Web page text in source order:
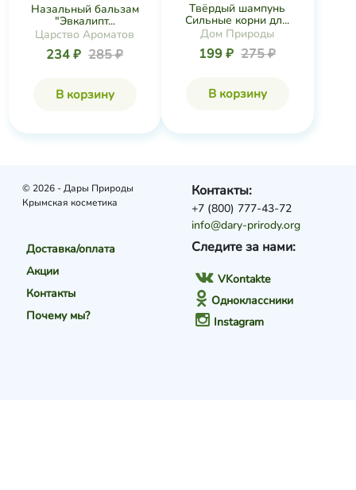
Назальный бальзам
"Эвкалипт...
Царство Ароматов
234 ₽ 285 ₽
В корзину
Твёрдый шампунь
Сильные корни дл...
Дом Природы
199 ₽ 275 ₽
В корзину
© 2026 - Дары Природы
Крымская косметика
Доставка/оплата
Акции
Контакты
Почему мы?
Следите за нами:
VKontakte
Одноклассники
Instagram
Контакты:
+7 (800) 777-43-72
info@dary-prirody.org